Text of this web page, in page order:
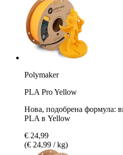
Polymaker
PLA Pro Yellow
Нова, подобрена формула:
PLA в Yellow
€ 24,99
(€ 24,99 / kg)